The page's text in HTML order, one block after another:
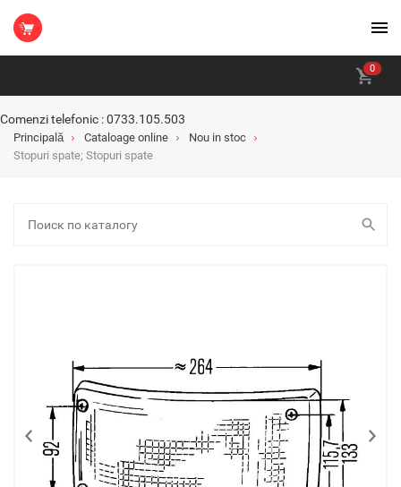
0
Comenzi telefonic : 0733.105.503
Principală Cataloage online
Nou in stoc
Stopuri spate; Stopuri spate